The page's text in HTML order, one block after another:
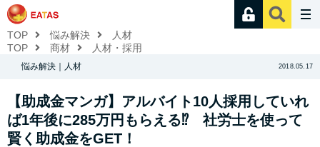
TOP 悩み解決
人材
TOP
商材 人材・採用
悩み解決｜人材 2018.05.17
【助成金マンガ】アルバイト10人採用していれ
ば1年後に285万円もらえる⁉ 社労士を使って
賢く助成金をGET！